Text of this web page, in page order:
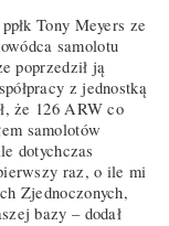
Tony Meyers ze
samolotu
poprzedził ją
z jednostką
że 126 ARW co
samolotów
dotychczas
raz, o ile mi
Zjednoczonych,
bazy – dodał